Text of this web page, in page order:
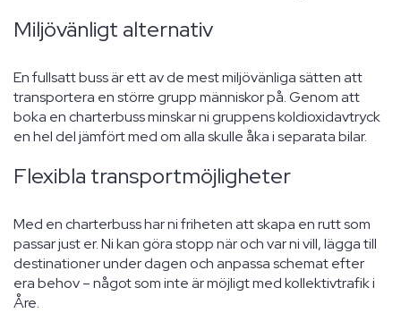
Miljövänligt alternativ
En fullsatt buss är ett av de mest miljövänliga sätten att
transportera en större grupp människor på. Genom att
boka en charterbuss minskar ni gruppens koldioxidavtryck
en hel del jämfört med om alla skulle åka i separata bilar.
Flexibla transportmöjligheter
Med en charterbuss har ni friheten att skapa en rutt som
passar just er. Ni kan göra stopp när och var ni vill, lägga till
destinationer under dagen och anpassa schemat efter
era behov – något som inte är möjligt med kollektivtrafik i
Åre.